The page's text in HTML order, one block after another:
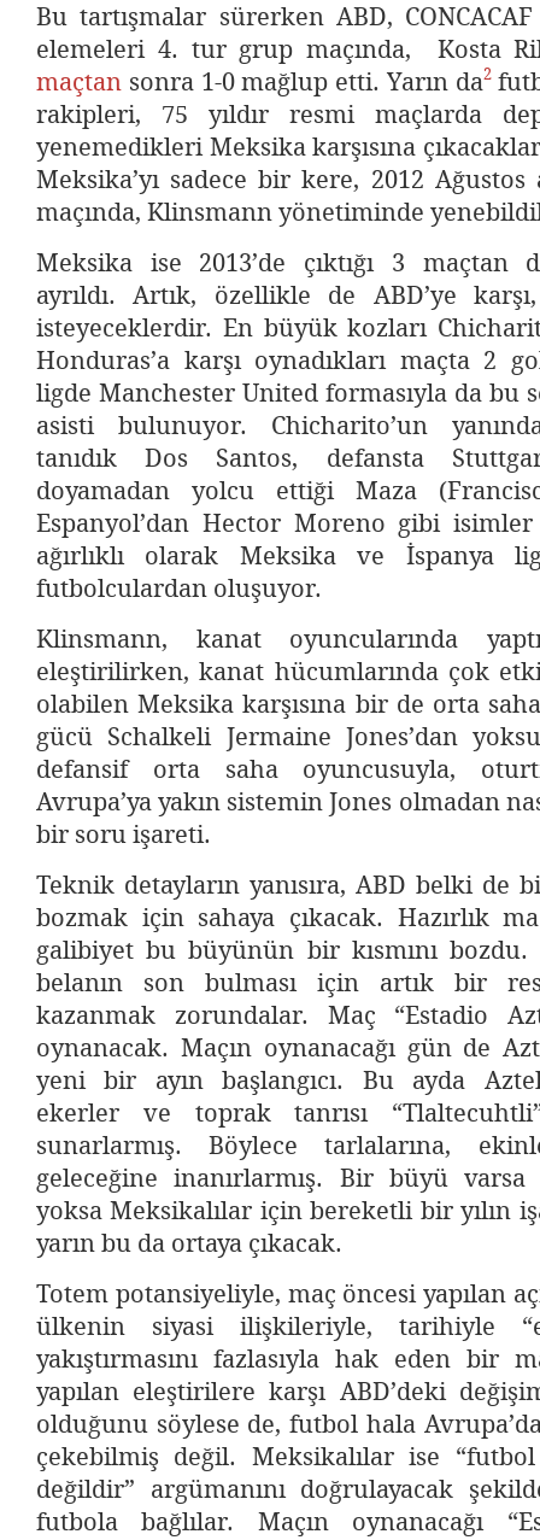
Bu tartışmalar sürerken ABD,
elemeleri 4. tur grup maçında, Kosta
maçtan sonra 1-0 mağlup etti. Yarın da2
rakipleri, 75 yıldır resmi maçlarda
yenemedikleri Meksika karşısına
Meksika’yı sadece bir kere, 2012 Ağustos
maçında, Klinsmann yönetiminde
Meksika ise 2013’de çıktığı 3 maçtan
ayrıldı. Artık, özellikle de ABD’ye
isteyeceklerdir. En büyük kozları
Honduras’a karşı oynadıkları maçta 2
ligde Manchester United formasıyla da bu
asisti bulunuyor. Chicharito’un
tanıdık Dos Santos, defansta
doyamadan yolcu ettiği Maza
Espanyol’dan Hector Moreno gibi
ağırlıklı olarak Meksika ve İspanya
futbolculardan oluşuyor.
Klinsmann, kanat oyuncularında
eleştirilirken, kanat hücumlarında çok
olabilen Meksika karşısına bir de orta
gücü Schalkeli Jermaine Jones’dan
defansif orta saha oyuncusuyla,
Avrupa’ya yakın sistemin Jones olmadan
bir soru işareti.
Teknik detayların yanısıra, ABD belki de
bozmak için sahaya çıkacak. Hazırlık
galibiyet bu büyünün bir kısmını bozdu.
belanın son bulması için artık bir
kazanmak zorundalar. Maç “Estadio
oynanacak. Maçın oynanacağı gün de
yeni bir ayın başlangıcı. Bu ayda
ekerler ve toprak tanrısı
sunarlarmış. Böylece tarlalarına,
geleceğine inanırlarmış. Bir büyü varsa
yoksa Meksikalılar için bereketli bir yılın
yarın bu da ortaya çıkacak.
Totem potansiyeliyle, maç öncesi yapılan
ülkenin siyasi ilişkileriyle, tarihiyle
yakıştırmasını fazlasıyla hak eden bir
yapılan eleştirilere karşı ABD’deki
olduğunu söylese de, futbol hala
çekebilmiş değil. Meksikalılar ise
değildir” argümanını doğrulayacak
futbola bağlılar. Maçın oynanacağı